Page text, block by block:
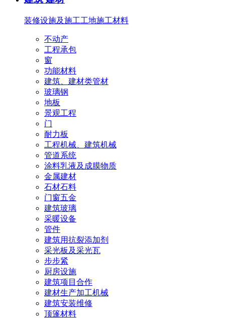
装修设施及施工工地施工材料
不动产
工程承包
窗
功能材料
建筑、建材类管材
玻璃钢
地板
景观工程
门
耐力板
工程机械、建筑机械
管道系统
涂料乳液及成膜物质
金属建材
石材石料
门窗五金
建筑玻璃
采暖设备
管件
建筑用抗裂添加剂
采光板及采光瓦
步步紧
厨房设施
建筑项目合作
建材生产加工机械
建筑安装维修
顶篷材料